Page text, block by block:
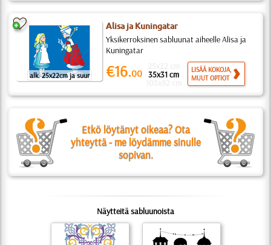
alk. 25x22cm ja suur
Alisa ja Kuningatar
Yksikerroksinen sabluunat aiheelle Alisa ja
Kuningatar
€16.00 35x31 cm
LISÄÄ KOKOJA,
MUUT OPTIOT
Etkö löytänyt oikeaa? Ota
yhteyttä - me löydämme sinulle
sopivan.
Näytteitä sabluunoista